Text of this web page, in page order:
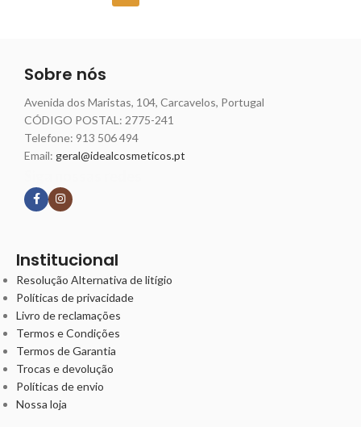
Sobre nós
Avenida dos Maristas, 104, Carcavelos, Portugal
CÓDIGO POSTAL: 2775-241
Telefone: 913 506 494
Email: geral@idealcosmeticos.pt
Institucional
Resolução Alternativa de litígio
Políticas de privacidade
Livro de reclamações
Termos e Condições
Termos de Garantia
Trocas e devolução
Políticas de envio
Nossa loja